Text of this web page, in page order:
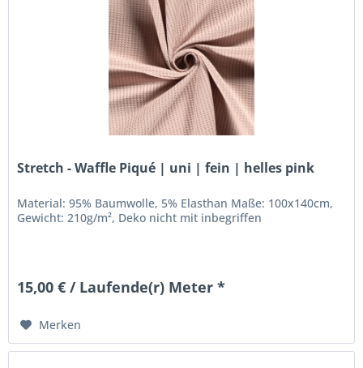
Stretch - Waffle Piqué | uni | fein | helles pink
Material: 95% Baumwolle, 5% Elasthan Maße: 100x140cm,
Gewicht: 210g/m², Deko nicht mit inbegriffen
15,00 € / Laufende(r) Meter *
Merken